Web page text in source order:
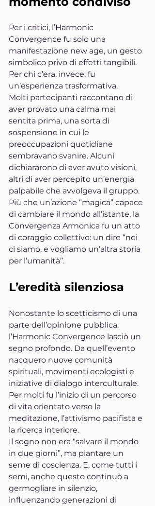
Per i critici, l’Harmonic
Convergence fu solo una
manifestazione new age, un gesto
simbolico privo di effetti tangibili.
Per chi c’era, invece, fu
un’esperienza trasformativa.
Molti partecipanti raccontano di
aver provato una calma mai
sentita prima, una sorta di
sospensione in cui le
preoccupazioni quotidiane
sembravano svanire. Alcuni
dichiararono di aver avuto visioni,
altri di aver percepito un’energia
palpabile che avvolgeva il gruppo.
Più che un’azione “magica” capace
di cambiare il mondo all’istante, la
Convergenza Armonica fu un atto
di coraggio collettivo: un dire “noi
ci siamo, e vogliamo un’altra storia
per l’umanità”.
L’eredità silenziosa
Nonostante lo scetticismo di una
parte dell’opinione pubblica,
l’Harmonic Convergence lasciò un
segno profondo. Da quell’evento
nacquero nuove comunità
spirituali, movimenti ecologisti e
iniziative di dialogo interculturale.
Per molti fu l’inizio di un percorso
di vita orientato verso la
meditazione, l’attivismo pacifista e
la ricerca interiore.
Il sogno non era “salvare il mondo
in due giorni”, ma piantare un
seme di coscienza. E, come tutti i
semi, anche questo continuò a
germogliare in silenzio,
influenzando generazioni di